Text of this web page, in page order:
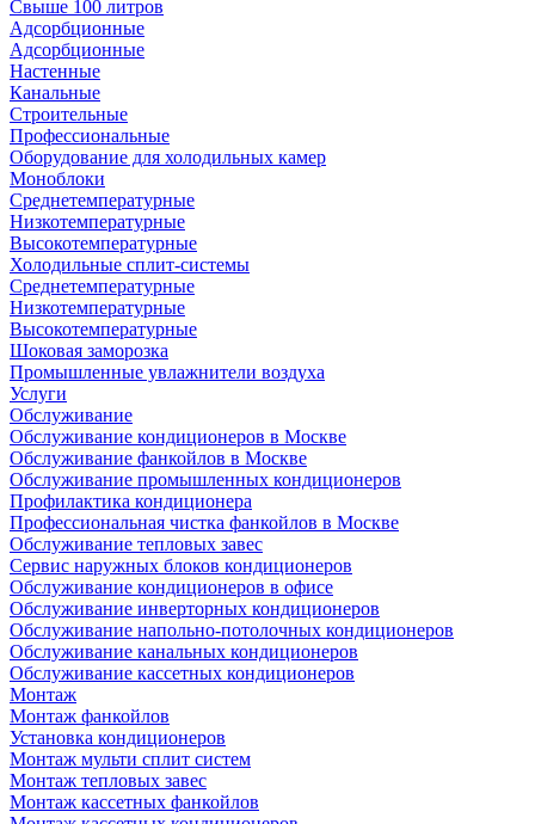
Свыше 100 литров
Адсорбционные
Адсорбционные
Настенные
Канальные
Строительные
Профессиональные
Оборудование для холодильных камер
Моноблоки
Среднетемпературные
Низкотемпературные
Высокотемпературные
Холодильные сплит-системы
Среднетемпературные
Низкотемпературные
Высокотемпературные
Шоковая заморозка
Промышленные увлажнители воздуха
Услуги
Обслуживание
Обслуживание кондиционеров в Москве
Обслуживание фанкойлов в Москве
Обслуживание промышленных кондиционеров
Профилактика кондиционера
Профессиональная чистка фанкойлов в Москве
Обслуживание тепловых завес
Сервис наружных блоков кондиционеров
Обслуживание кондиционеров в офисе
Обслуживание инверторных кондиционеров
Обслуживание напольно-потолочных кондиционеров
Обслуживание канальных кондиционеров
Обслуживание кассетных кондиционеров
Монтаж
Монтаж фанкойлов
Установка кондиционеров
Монтаж мульти сплит систем
Монтаж тепловых завес
Монтаж кассетных фанкойлов